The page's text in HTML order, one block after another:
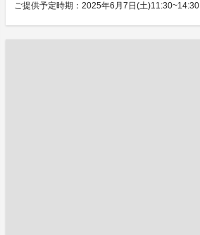
ご提供予定時期：2025年6月7日(土)11:30~14:30